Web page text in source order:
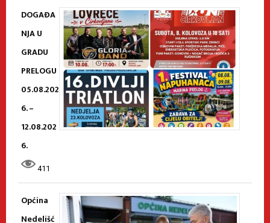
DOGAĐA
NJA U
GRADU
PRELOGU
05.08.202
6. –
12.08.202
6.
411
Općina
Nedelišć